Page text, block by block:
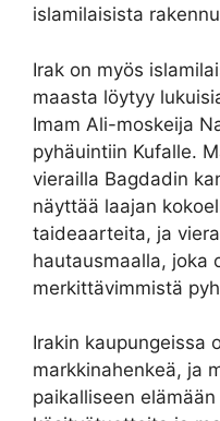
islamilaisista
Irak on myös
maasta löytyy
Imam Ali-moskeija
pyhäuintiin Kufalle.
vierailla Bagdadin
näyttää laajan
taideaarteita, ja
hautausmaalla, joka
merkittävimmistä
Irakin kaupungeissa
markkinahenkeä, ja
paikalliseen